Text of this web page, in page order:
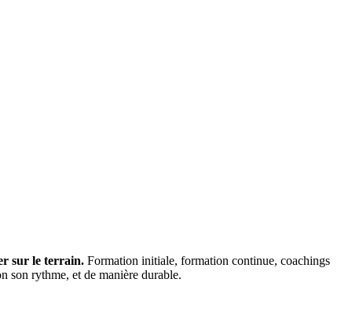
sur le terrain. Formation initiale, formation continue, coachings
son rythme, et de manière durable.